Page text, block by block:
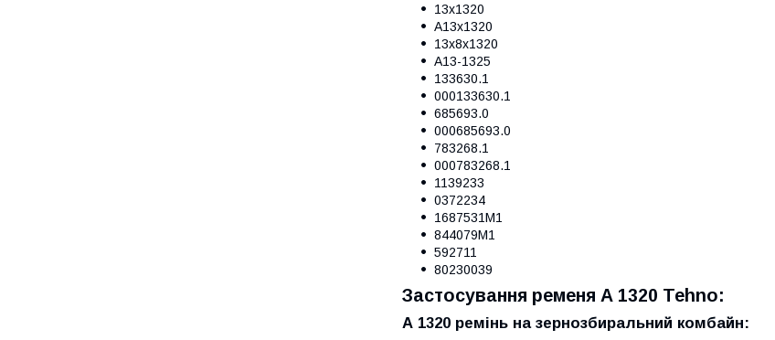
13х1320
A13x1320
13x8x1320
A13-1325
133630.1
000133630.1
685693.0
000685693.0
783268.1
000783268.1
1139233
0372234
1687531M1
844079M1
592711
80230039
Застосування ременя А 1320 Tehno:
А 1320 ремінь на зернозбиральний комбайн: